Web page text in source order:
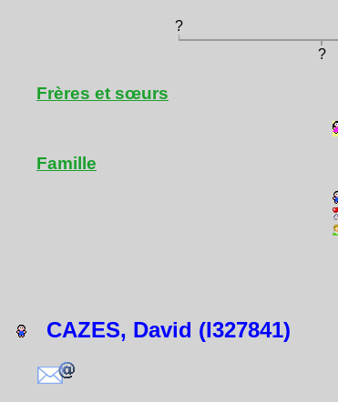
?
?
Frères et sœurs
Famille
CAZES, David (I327841)